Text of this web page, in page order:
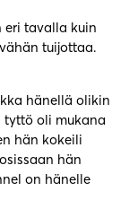
eri tavalla kuin
tuijottaa.
hänellä olikin
tyttö oli mukana
hän kokeili
hän
on hänelle